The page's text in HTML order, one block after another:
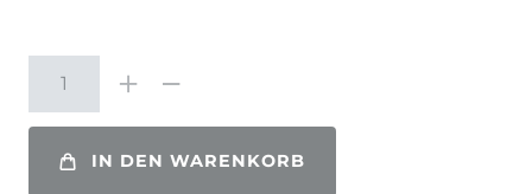
IN DEN WARENKORB